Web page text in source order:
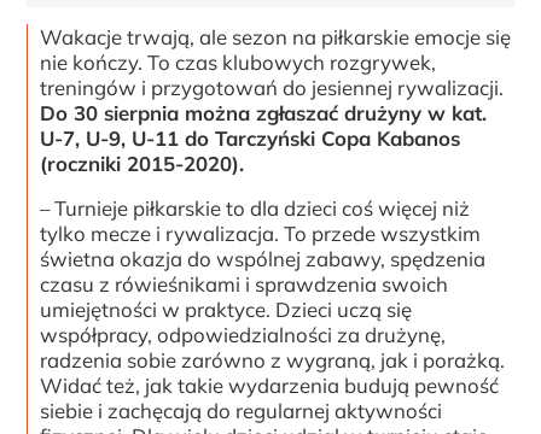
Wakacje trwają, ale sezon na piłkarskie emocje się
nie kończy. To czas klubowych rozgrywek,
treningów i przygotowań do jesiennej rywalizacji.
Do 30 sierpnia można zgłaszać drużyny w kat.
U-7, U-9, U-11 do Tarczyński Copa Kabanos
(roczniki 2015-2020).
– Turnieje piłkarskie to dla dzieci coś więcej niż
tylko mecze i rywalizacja. To przede wszystkim
świetna okazja do wspólnej zabawy, spędzenia
czasu z rówieśnikami i sprawdzenia swoich
umiejętności w praktyce. Dzieci uczą się
współpracy, odpowiedzialności za drużynę,
radzenia sobie zarówno z wygraną, jak i porażką.
Widać też, jak takie wydarzenia budują pewność
siebie i zachęcają do regularnej aktywności